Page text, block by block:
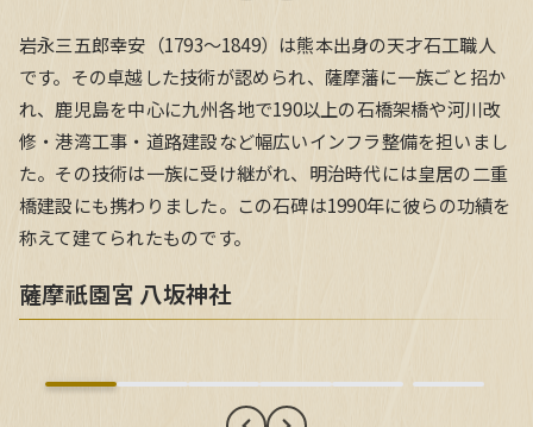
岩永三五郎幸安（1793〜1849）は熊本出身の天才石工職人
です。その卓越した技術が認められ、薩摩藩に一族ごと招か
れ、鹿児島を中心に九州各地で190以上の石橋架橋や河川改
修・港湾工事・道路建設など幅広いインフラ整備を担いまし
た。その技術は一族に受け継がれ、明治時代には皇居の二重
橋建設にも携わりました。この石碑は1990年に彼らの功績を
称えて建てられたものです。
薩摩祇園宮 八坂神社